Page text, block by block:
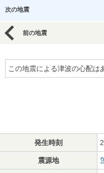
次の地震
前の地震
この地震による津波の心配は
発生時刻
震源地